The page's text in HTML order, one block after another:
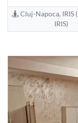
Cluj-Napoca, IRIS
IRIS)